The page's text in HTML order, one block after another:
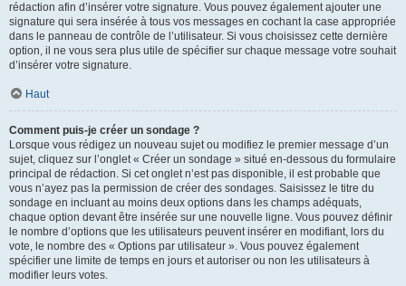
rédaction afin d’insérer votre signature. Vous pouvez également ajouter une
signature qui sera insérée à tous vos messages en cochant la case appropriée
dans le panneau de contrôle de l’utilisateur. Si vous choisissez cette dernière
option, il ne vous sera plus utile de spécifier sur chaque message votre souhait
d’insérer votre signature.
Haut
Comment puis-je créer un sondage ?
Lorsque vous rédigez un nouveau sujet ou modifiez le premier message d’un
sujet, cliquez sur l’onglet « Créer un sondage » situé en-dessous du formulaire
principal de rédaction. Si cet onglet n’est pas disponible, il est probable que
vous n’ayez pas la permission de créer des sondages. Saisissez le titre du
sondage en incluant au moins deux options dans les champs adéquats,
chaque option devant être insérée sur une nouvelle ligne. Vous pouvez définir
le nombre d’options que les utilisateurs peuvent insérer en modifiant, lors du
vote, le nombre des « Options par utilisateur ». Vous pouvez également
spécifier une limite de temps en jours et autoriser ou non les utilisateurs à
modifier leurs votes.